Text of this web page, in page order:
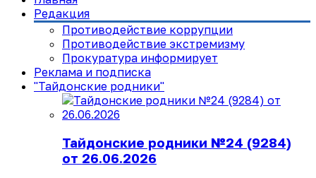
Редакция
Противодействие коррупции
Противодействие экстремизму
Прокуратура информирует
Реклама и подписка
"Тайдонские родники"
Тайдонские родники №24 (9284)
от 26.06.2026